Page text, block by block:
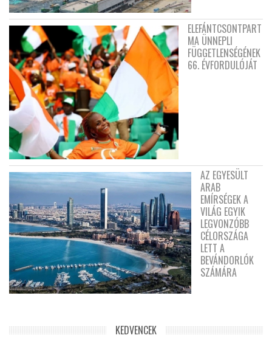
ELEFÁNTCSONTPART
MA ÜNNEPLI
FÜGGETLENSÉGÉNEK
66. ÉVFORDULÓJÁT
AZ EGYESÜLT
ARAB
EMÍRSÉGEK A
VILÁG EGYIK
LEGVONZÓBB
CÉLORSZÁGA
LETT A
BEVÁNDORLÓK
SZÁMÁRA
KEDVENCEK